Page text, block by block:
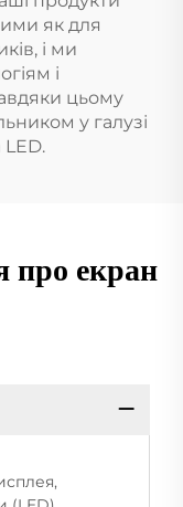
як для
і ми
і
цьому
у галузі
про екран